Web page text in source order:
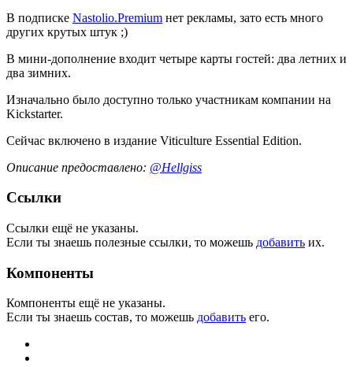
В подписке Nastolio.Premium нет рекламы, зато есть много
других крутых штук ;)
В мини-дополнение входит четыре карты гостей: два летних и
два зимних.
Изначально было доступно только участникам компании на
Kickstarter.
Сейчас включено в издание Viticulture Essential Edition.
Описание предоставлено: @Hellgiss
Ссылки
Ссылки ещё не указаны.
Если ты знаешь полезные ссылки, то можешь добавить их.
Компоненты
Компоненты ещё не указаны.
Если ты знаешь состав, то можешь добавить его.